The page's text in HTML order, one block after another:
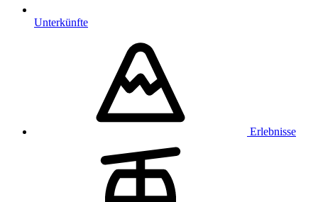
Unterkünfte
Erlebnisse